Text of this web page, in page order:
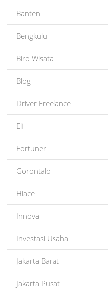
Banten
Bengkulu
Biro Wisata
Blog
Driver Freelance
Elf
Fortuner
Gorontalo
Hiace
Innova
Investasi Usaha
Jakarta Barat
Jakarta Pusat